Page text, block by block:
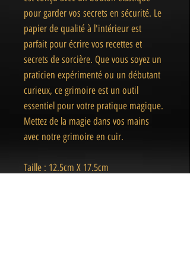
pour garder vos secrets en sécurité. Le
papier de qualité à l'intérieur est
parfait pour écrire vos recettes et
secrets de sorcière. Que vous soyez un
praticien expérimenté ou un débutant
curieux, ce grimoire est un outil
essentiel pour votre pratique magique.
Mettez de la magie dans vos mains
avec notre grimoire en cuir.
Taille : 12.5cm X 17.5cm